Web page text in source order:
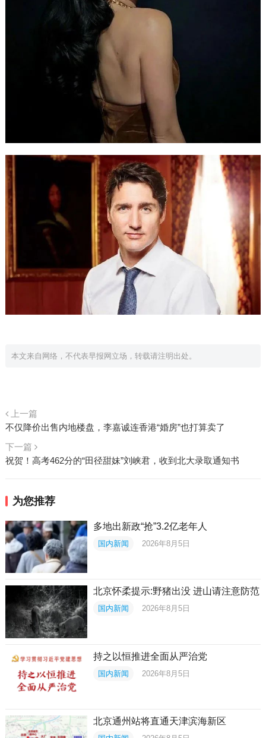
本文来自网络，不代表早报网立场，转载请注明出处。
上一篇
不仅降价出售内地楼盘，李嘉诚连香港“婚房”也打算卖了
下一篇
祝贺！高考462分的“田径甜妹”刘峡君，收到北大录取通知书
为您推荐
多地出新政“抢”3.2亿老年人
国内新闻 2026年8月5日
北京怀柔提示:野猪出没 进山请注意防范
国内新闻 2026年8月5日
持之以恒推进全面从严治党
国内新闻 2026年8月5日
北京通州站将直通天津滨海新区